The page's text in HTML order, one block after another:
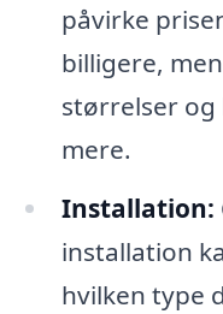
påvirke
billigere,
størrelser
mere.
Installation:
installation
hvilken type